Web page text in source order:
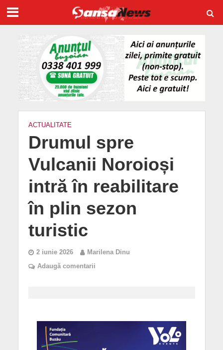
ACTUALITATE
Drumul spre
Vulcanii Noroioși
intră în reabilitare
în plin sezon
turistic
2 iunie 2026
Marilena Dinu
Adaugă comentarii